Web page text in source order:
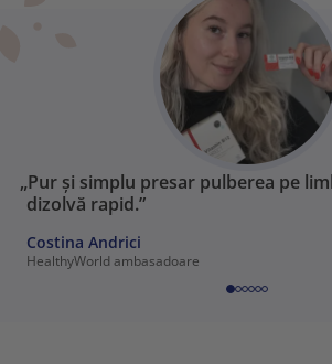
„Pur și simplu presar pulberea pe
dizolvă rapid.”
Costina Andrici
HealthyWorld ambasadoare